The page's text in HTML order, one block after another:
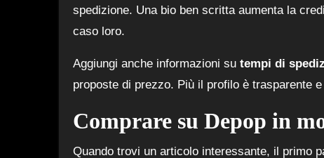
spedizione. Una bio ben scritta aumenta la
caso loro.
Aggiungi anche informazioni su tempi di
proposte di prezzo. Più il profilo è trasparente
Comprare su Depop in
Quando trovi un articolo interessante, il primo